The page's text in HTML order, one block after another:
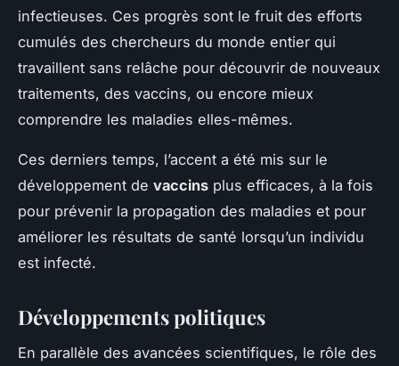
infectieuses. Ces progrès sont le fruit des efforts
cumulés des chercheurs du monde entier qui
travaillent sans relâche pour découvrir de nouveaux
traitements, des vaccins, ou encore mieux
comprendre les maladies elles-mêmes.
Ces derniers temps, l’accent a été mis sur le
développement de vaccins plus efficaces, à la fois
pour prévenir la propagation des maladies et pour
améliorer les résultats de santé lorsqu’un individu
est infecté.
Développements politiques
En parallèle des avancées scientifiques, le rôle des